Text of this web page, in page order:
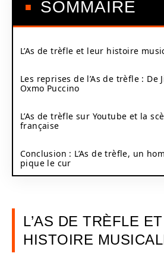
SOMMAIRE
L’As de trèfle et leur histoire
Les reprises de l’As de trèfle : De
Oxmo Puccino
L’As de trèfle sur Youtube et la
française
Conclusion : L’As de trèfle, un
pique le cur
L’AS DE TRÈFLE
HISTOIRE